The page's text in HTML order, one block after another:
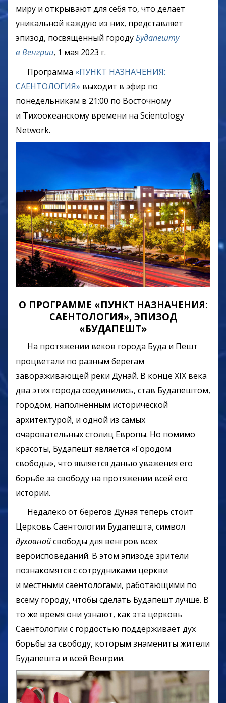
миру и открывают для себя то, что делает
уникальной каждую из них, представляет
эпизод, посвящённый городуБудапешту
в Венгрии, 1 мая 2023 г.
Программа «ПУНКТ НАЗНАЧЕНИЯ:
САЕНТОЛОГИЯ» выходит в эфир по
понедельникам в 21:00 по Восточному
и Тихоокеанскому времени на Scientology
Network.
О ПРОГРАММЕ «ПУНКТ НАЗНАЧЕНИЯ:
САЕНТОЛОГИЯ», ЭПИЗОД
«БУДАПЕШТ»
На протяжении веков города Буда и Пешт
процветали по разным берегам
завораживающей реки Дунай. В конце XIX века
два этих города соединились, став Будапештом,
городом, наполненным исторической
архитектурой, и одной из самых
очаровательных столиц Европы. Но помимо
красоты, Будапешт является «Городом
свободы», что является данью уважения его
борьбе за свободу на протяжении всей его
истории.
Недалеко от берегов Дуная теперь стоит
Церковь Саентологии Будапешта, символ
духовнойсвободы для венгров всех
вероисповеданий. В этом эпизоде зрители
познакомятся с сотрудниками церкви
и местными саентологами, работающими по
всему городу, чтобы сделать Будапешт лучше. В
то же время они узнают, как эта церковь
Саентологии с гордостью поддерживает дух
борьбы за свободу, которым знамениты жители
Будапешта и всей Венгрии.